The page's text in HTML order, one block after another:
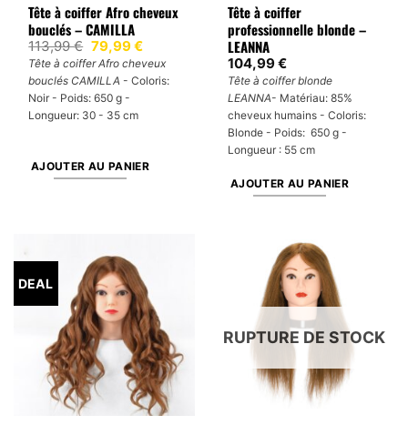
Tête à coiffer Afro cheveux
bouclés – CAMILLA
113,99€ Le
prix
initial
était :
113,99 €.
79,99€Le
prix
actuel
est :
Tête à coiffer Afro cheveux
bouclés CAMILLA - Coloris:
Noir - Poids: 650 g -
Longueur: 30 - 35 cm
AJOUTER AU PANIER
Tête à coiffer
professionnelle blonde –
LEANNA
104,99€
Tête à coiffer blonde
LEANNA- Matériau: 85%
cheveux humains - Coloris:
Blonde - Poids: 650 g -
Longueur : 55 cm
AJOUTER AU PANIER
DEAL
RUPTURE DE STOCK